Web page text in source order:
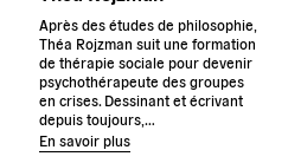
Après des études de philosophie,
Théa Rojzman suit une formation
de thérapie sociale pour devenir
psychothérapeute des groupes
en crises. Dessinant et écrivant
depuis toujours,…
En savoir plus